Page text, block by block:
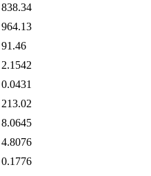
838.34
964.13
91.46
2.1542
0.0431
213.02
8.0645
4.8076
0.1776